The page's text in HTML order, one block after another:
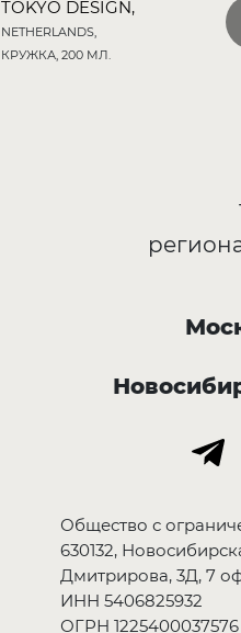
TOKYO DESIGN,
NETHERLANDS,
КРУЖКА, 200 МЛ.
Общество с
630132,
Дмитрирова, 3Д, 7
ИНН 5406825932
ОГРН 1225400037576